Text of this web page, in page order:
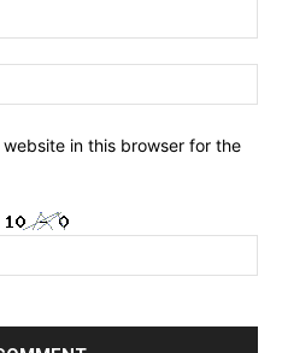
in this browser for the